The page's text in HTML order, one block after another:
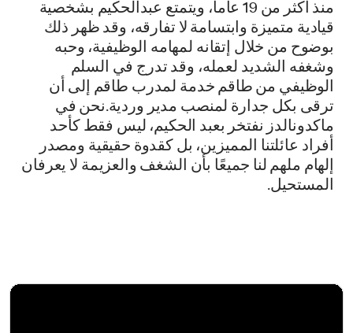
منذ أكثر من 19 عاما، ويتمتع عبدالحكيم بشخصية
قيادية متميزة وابتسامة لا تفارقه، وقد ظهر ذلك
بوضوح من خلال إتقانه لمهامه الوظيفية، وحبه
وشغفه الشديد لعمله، وقد تدرج في السلم
الوظيفي من طاقم خدمة لمدرب طاقم إلى أن
ترقى بكل جدارة لمنصب مدير وردية.نحن في
ماكدونالدز نفتخر بعبد الحكيم، ليس فقط كأحد
أفراد عائلتنا المميزين، بل كقدوة حقيقية ومصدر
إلهام ملهم لنا جميعًا بأن الشغف والعزيمة لا يعرفان
المستحيل.